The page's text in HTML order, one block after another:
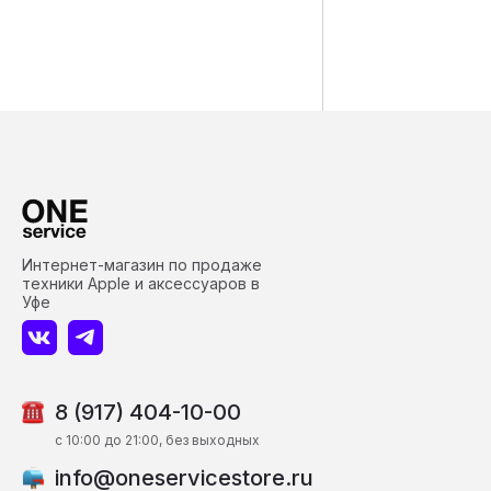
8 (917) 404-10-00
info@oneservicestore.ru
c 10:00 до 21:00, без выходных
Интернет-магазин по продаже
техники Apple и аксессуаров в
Уфе